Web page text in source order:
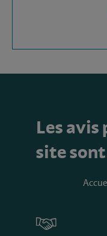
Les avis
site